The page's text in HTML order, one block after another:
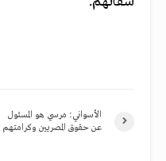
الأسواني: مرسي هو المسئول
عن حقوق المصريين وكرامتهم